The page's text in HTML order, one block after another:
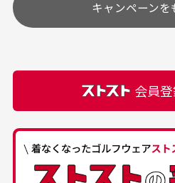
購入できました。状態も
最高でした。
その他の休日につきまして
頂きます。
カートの有効時間はあり
は自動的にカート内の商品
下さい。
付属品について
付属品の記載につきまして
ある場合もございます。
経年劣化について
キャンペーンを
会員